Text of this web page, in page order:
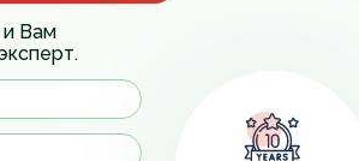
и Вам